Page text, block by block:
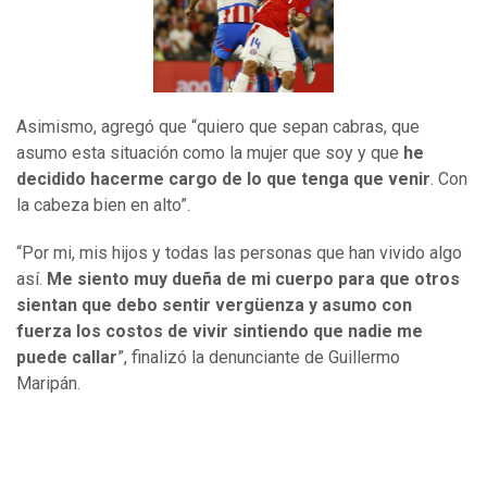
Asimismo, agregó que “quiero que sepan cabras, que
asumo esta situación como la mujer que soy y que he
decidido hacerme cargo de lo que tenga que venir. Con
la cabeza bien en alto”.
“Por mi, mis hijos y todas las personas que han vivido algo
así. Me siento muy dueña de mi cuerpo para que otros
sientan que debo sentir vergüenza y asumo con
fuerza los costos de vivir sintiendo que nadie me
puede callar”, finalizó la denunciante de Guillermo
Maripán.